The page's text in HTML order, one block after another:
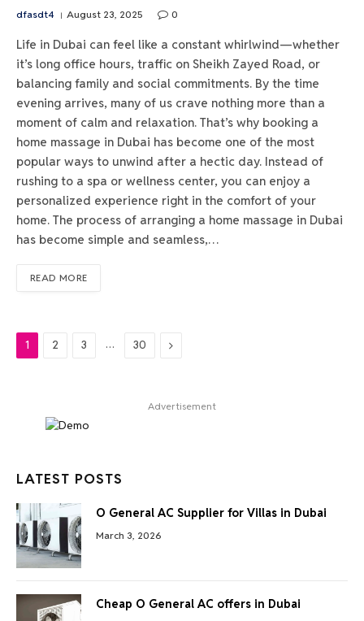
dfasdt4 August 23, 2025 0
Life in Dubai can feel like a constant whirlwind—whether
it’s long office hours, traffic on Sheikh Zayed Road, or
balancing family and social commitments. By the time
evening arrives, many of us crave nothing more than a
moment of calm and relaxation. That’s why booking a
home massage in Dubai has become one of the most
popular ways to unwind after a hectic day. Instead of
rushing to a spa or wellness center, you can enjoy a
personalized experience right in the comfort of your
home. The process of arranging a home massage in Dubai
has become simple and seamless,…
READ MORE
1 2 3 … 30 Next
Advertisement
LATEST POSTS
O General AC Supplier for Villas in Dubai
March 3, 2026
Cheap O General AC offers in Dubai